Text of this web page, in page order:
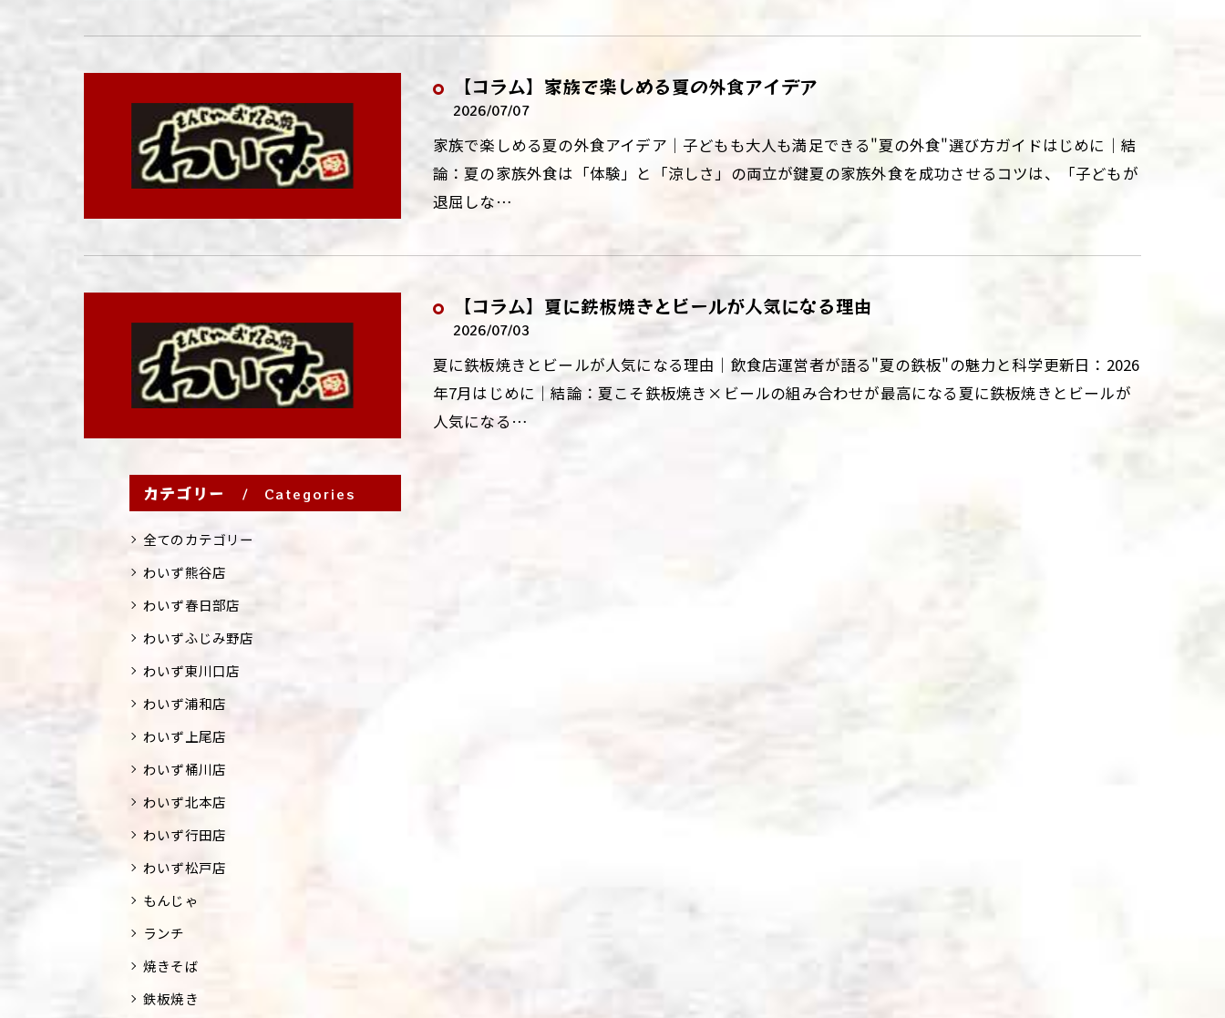
【コラム】家族で楽しめる夏の外食アイデア
2026/07/07
家族で楽しめる夏の外食アイデア｜子どもも大人も満足できる"夏の外食"選び方ガイドはじめに｜結
論：夏の家族外食は「体験」と「涼しさ」の両立が鍵夏の家族外食を成功させるコツは、「子どもが
退屈しな…
【コラム】夏に鉄板焼きとビールが人気になる理由
2026/07/03
夏に鉄板焼きとビールが人気になる理由｜飲食店運営者が語る"夏の鉄板"の魅力と科学更新日：2026
年7月はじめに｜結論：夏こそ鉄板焼き×ビールの組み合わせが最高になる夏に鉄板焼きとビールが
人気になる…
カテゴリー Categories
全てのカテゴリー
わいず熊谷店
わいず春日部店
わいずふじみ野店
わいず東川口店
わいず浦和店
わいず上尾店
わいず桶川店
わいず北本店
わいず行田店
わいず松戸店
もんじゃ
ランチ
焼きそば
鉄板焼き